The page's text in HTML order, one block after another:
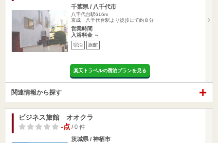
千葉県 / 八千代市
八千代台駅616m
京成 八千代台駅より徒歩にて約８分
営業時間
入浴料金 ～
宿泊 旅館
楽天トラベルの宿泊プランを見る
関連情報から探す
ビジネス旅館 オオクラ
-点 / 0 件
茨城県 / 神栖市